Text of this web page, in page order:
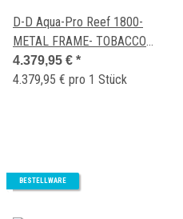
D-D Aqua-Pro Reef 1800-
METAL FRAME- TOBACCO
OAK
4.379,95 € *
4.379,95 € pro 1 Stück
BESTELLWARE